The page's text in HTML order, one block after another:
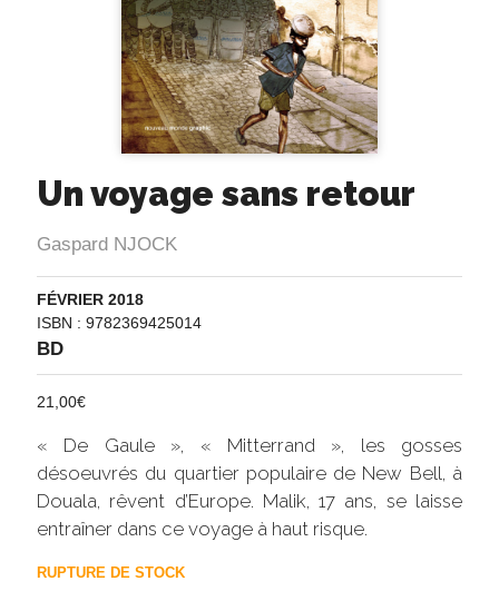
Un voyage sans retour
Gaspard NJOCK
FÉVRIER 2018
ISBN : 9782369425014
BD
21,00€
« De Gaule », « Mitterrand », les gosses
désoeuvrés du quartier populaire de New Bell, à
Douala, rêvent d’Europe. Malik, 17 ans, se laisse
entraîner dans ce voyage à haut risque.
RUPTURE DE STOCK